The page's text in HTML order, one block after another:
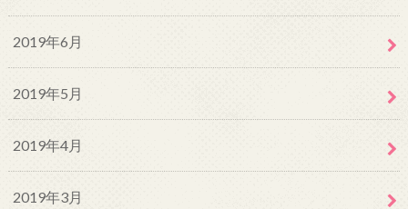
2019年6月
2019年5月
2019年4月
2019年3月